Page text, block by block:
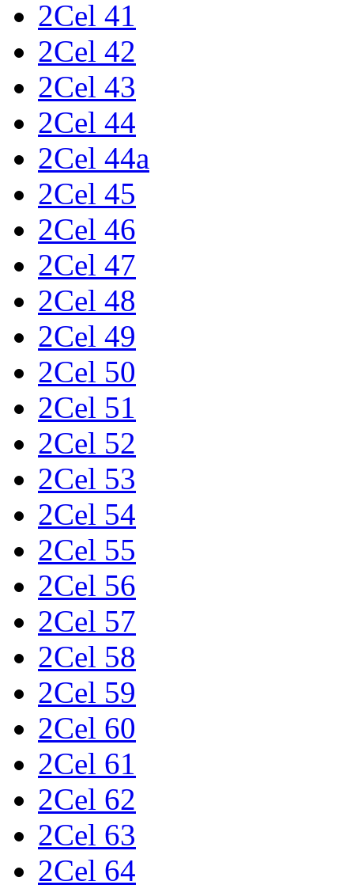
2Cel 41
2Cel 42
2Cel 43
2Cel 44
2Cel 44a
2Cel 45
2Cel 46
2Cel 47
2Cel 48
2Cel 49
2Cel 50
2Cel 51
2Cel 52
2Cel 53
2Cel 54
2Cel 55
2Cel 56
2Cel 57
2Cel 58
2Cel 59
2Cel 60
2Cel 61
2Cel 62
2Cel 63
2Cel 64